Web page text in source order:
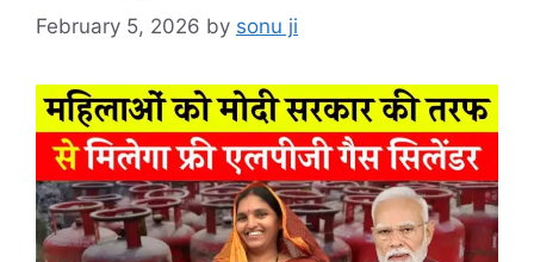
February 5, 2026 by sonu ji